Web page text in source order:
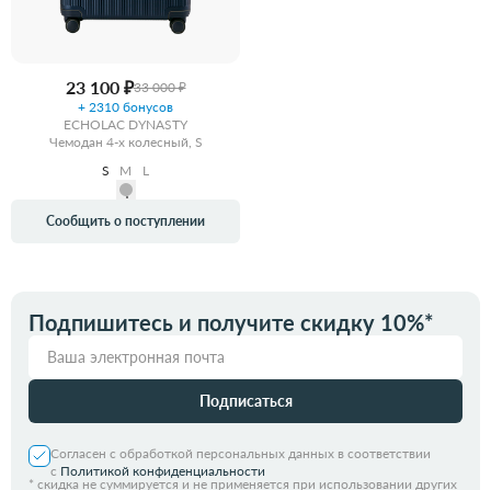
23 100 ₽33 000 ₽
+ 2310 бонусов
ECHOLAC DYNASTY
Чемодан 4-х колесный, S
S
M L
Сообщить о поступлении
Подпишитесь и получите скидку 10%*
Подписаться
Согласен с обработкой персональных данных в соответствии
с Политикой конфиденциальности
* скидка не суммируется и не применяется при использовании других